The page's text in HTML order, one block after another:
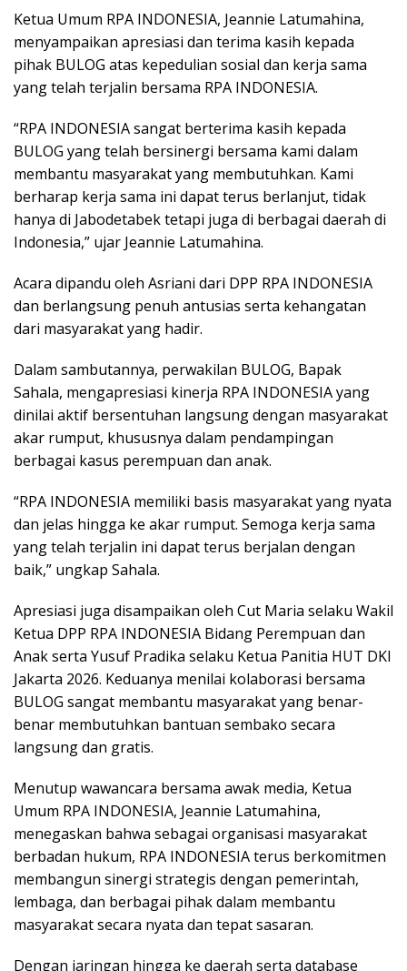
Ketua Umum RPA INDONESIA, Jeannie Latumahina,
menyampaikan apresiasi dan terima kasih kepada
pihak BULOG atas kepedulian sosial dan kerja sama
yang telah terjalin bersama RPA INDONESIA.
“RPA INDONESIA sangat berterima kasih kepada
BULOG yang telah bersinergi bersama kami dalam
membantu masyarakat yang membutuhkan. Kami
berharap kerja sama ini dapat terus berlanjut, tidak
hanya di Jabodetabek tetapi juga di berbagai daerah di
Indonesia,” ujar Jeannie Latumahina.
Acara dipandu oleh Asriani dari DPP RPA INDONESIA
dan berlangsung penuh antusias serta kehangatan
dari masyarakat yang hadir.
Dalam sambutannya, perwakilan BULOG, Bapak
Sahala, mengapresiasi kinerja RPA INDONESIA yang
dinilai aktif bersentuhan langsung dengan masyarakat
akar rumput, khususnya dalam pendampingan
berbagai kasus perempuan dan anak.
“RPA INDONESIA memiliki basis masyarakat yang nyata
dan jelas hingga ke akar rumput. Semoga kerja sama
yang telah terjalin ini dapat terus berjalan dengan
baik,” ungkap Sahala.
Apresiasi juga disampaikan oleh Cut Maria selaku Wakil
Ketua DPP RPA INDONESIA Bidang Perempuan dan
Anak serta Yusuf Pradika selaku Ketua Panitia HUT DKI
Jakarta 2026. Keduanya menilai kolaborasi bersama
BULOG sangat membantu masyarakat yang benar-
benar membutuhkan bantuan sembako secara
langsung dan gratis.
Menutup wawancara bersama awak media, Ketua
Umum RPA INDONESIA, Jeannie Latumahina,
menegaskan bahwa sebagai organisasi masyarakat
berbadan hukum, RPA INDONESIA terus berkomitmen
membangun sinergi strategis dengan pemerintah,
lembaga, dan berbagai pihak dalam membantu
masyarakat secara nyata dan tepat sasaran.
Dengan jaringan hingga ke daerah serta database